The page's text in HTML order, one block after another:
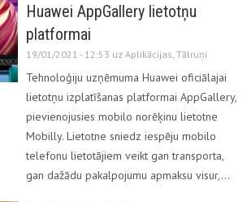
Huawei AppGallery lietotņu
platformai
19/01/2021 - 12:53 uz Aplikācijas, Tālruņi
Tehnoloģiju uzņēmuma Huawei oficiālajai
lietotņu izplatīšanas platformai AppGallery,
pievienojusies mobilo norēķinu lietotne
Mobilly. Lietotne sniedz iespēju mobilo
telefonu lietotājiem veikt gan transporta,
gan dažādu pakalpojumu apmaksu visur,…